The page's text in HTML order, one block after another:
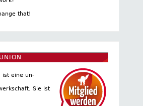
that!
ist eine un­
Sie ist